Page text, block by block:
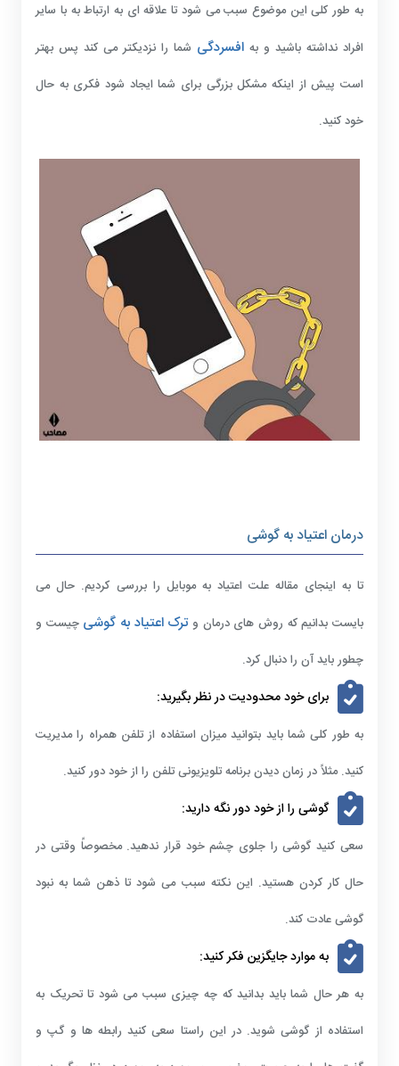
به طور کلی این موضوع سبب می شود تا علاقه ای به ارتباط به با سایر
افراد نداشته باشید و به افسردگی شما را نزدیکتر می کند پس بهتر
است پیش از اینکه مشکل بزرگی برای شما ایجاد شود فکری به حال
خود کنید.
درمان اعتیاد به گوشی
تا به اینجای مقاله علت اعتیاد به موبایل را بررسی کردیم. حال می
بایست بدانیم که روش های درمان وترک اعتیاد به گوشی چیست و
چطور باید آن را دنبال کرد.
برای خود محدودیت در نظر بگیرید:
به طور کلی شما باید بتوانید میزان استفاده از تلفن همراه را مدیریت
کنید. مثلاً در زمان دیدن برنامه تلویزیونی تلفن را از خود دور کنید.
گوشی را از خود دور نگه دارید:
سعی کنید گوشی را جلوی چشم خود قرار ندهید. مخصوصاً وقتی در
حال کار کردن هستید. این نکته سبب می شود تا ذهن شما به نبود
گوشی عادت کند.
به موارد جایگزین فکر کنید:
به هر حال شما باید بدانید که چه چیزی سبب می شود تا تحریک به
استفاده از گوشی شوید. در این راستا سعی کنید رابطه ها و گپ و